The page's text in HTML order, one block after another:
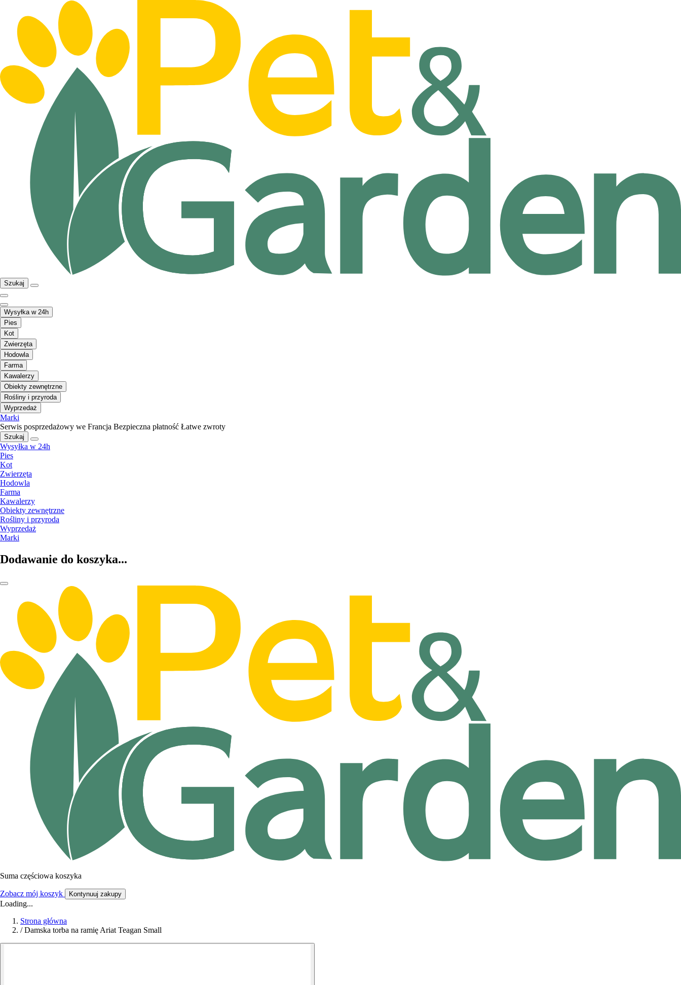
Szukaj
Wysyłka w 24h
Pies
Kot
Zwierzęta
Hodowla
Farma
Kawalerzy
Obiekty zewnętrzne
Rośliny i przyroda
Wyprzedaż
Marki
Serwis posprzedażowy we Francja Bezpieczna płatność Łatwe zwroty
Szukaj
Wysyłka w 24h
Pies
Kot
Zwierzęta
Hodowla
Farma
Kawalerzy
Obiekty zewnętrzne
Rośliny i przyroda
Wyprzedaż
Marki
Dodawanie do koszyka...
Suma częściowa koszyka
Zobacz mój koszyk Kontynuuj zakupy
Loading...
Strona główna
/ Damska torba na ramię Ariat Teagan Small